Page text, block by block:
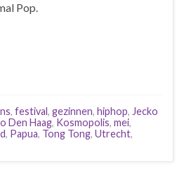
Pop.
, festival, gezinnen, hiphop, Jecko
Den Haag, Kosmopolis, mei,
, Papua, Tong Tong, Utrecht,